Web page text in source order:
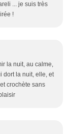
... je suis très
!
la nuit, au calme,
dort la nuit, elle, et
crochète sans